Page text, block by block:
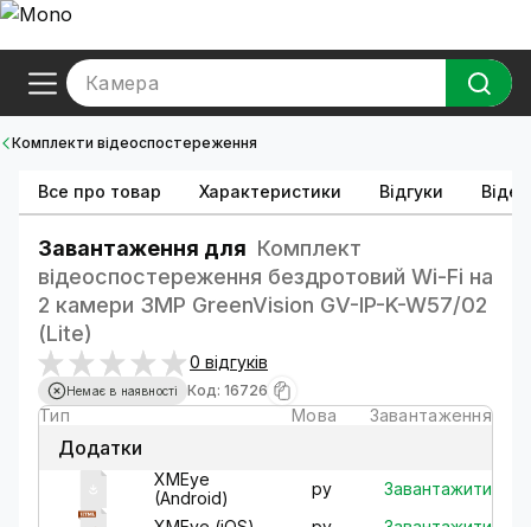
Камера
Комплекти відеоспостереження
Все про товар Характеристики Відгуки Відео
Завантаження для Комплект
відеоспостереження бездротовий Wi-Fi на
2 камери 3MP GreenVision GV-IP-K-W57/02
(Lite)
0 відгуків
Немає в наявності Код: 16726
Тип Мова Завантаження
Додатки
XМЕye
(Android)
ру
Завантажити